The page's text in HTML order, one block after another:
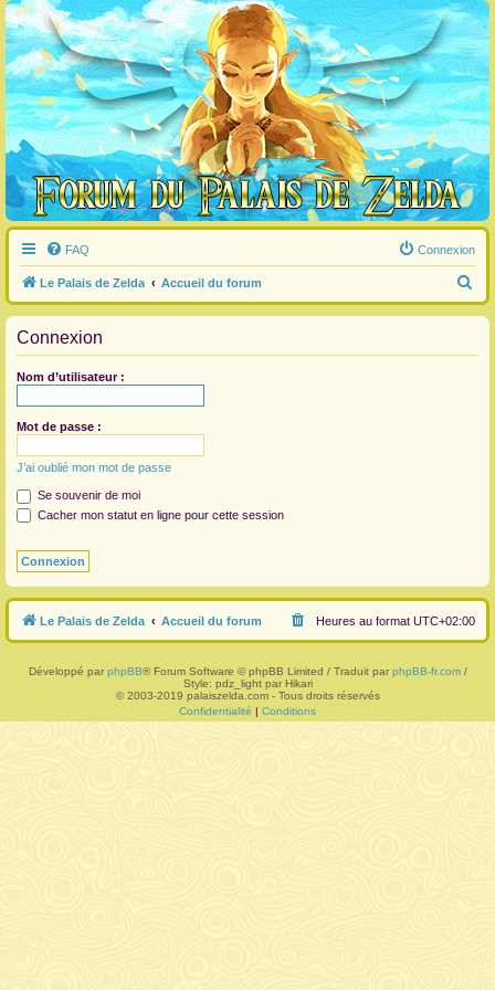
FAQ Connexion
Le Palais de Zelda Accueil du forum
e
Connexion
Nom d’utilisateur :
Mot de passe :
J’ai oublié mon mot de passe
Se souvenir de moi
Cacher mon statut en ligne pour cette session
Le Palais de Zelda Accueil du forum Heures au format UTC+02:00
Développé par phpBB® Forum Software © phpBB Limited / Traduit par phpBB-fr.com/
Style: pdz_light par Hikari
© 2003-2019 palaiszelda.com - Tous droits réservés
Confidentialité | Conditions